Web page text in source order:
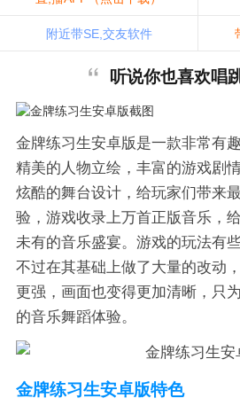
附近带SE,交友软件
听说你也喜欢唱
金牌练习生安卓版是一款非常有
精美的人物立绘，丰富的游戏剧
炫酷的舞台设计，给玩家们带来
验，游戏收录上万首正版音乐，
未有的音乐盛宴。游戏的玩法有
不过在其基础上做了大量的改动
更强，画面也变得更加清晰，只
的音乐舞蹈体验。
金牌练习生安卓版特色